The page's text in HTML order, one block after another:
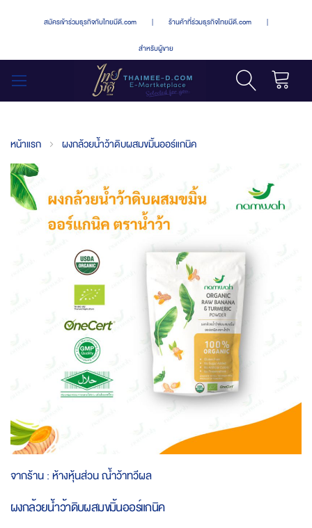
สมัครเข้าร่วมธุรกิจกับไทยมีดี.com | ร้านค้าที่ร่วมธุรกิจไทยมีดี.com |
สำหรับผู้ขาย
หน้าแรก ผงกล้วยน้ำว้าดิบผสมขมิ้นออร์แกนิค
Skip
to
the
to
beginning
จากร้าน :ห้างหุ้นส่วน ณ้ำว้าทวีผล
ผงกล้วยน้ำว้าดิบผสมขมิ้นออร์แกนิค